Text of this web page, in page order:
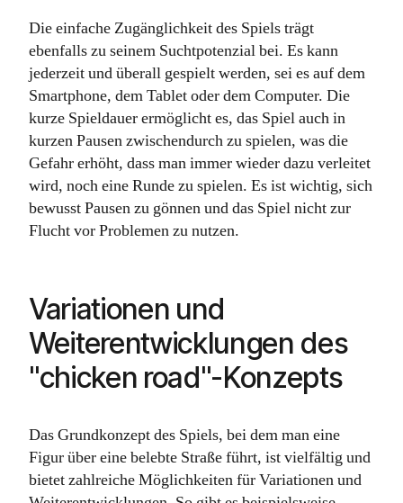
Die einfache Zugänglichkeit des Spiels trägt
ebenfalls zu seinem Suchtpotenzial bei. Es kann
jederzeit und überall gespielt werden, sei es auf dem
Smartphone, dem Tablet oder dem Computer. Die
kurze Spieldauer ermöglicht es, das Spiel auch in
kurzen Pausen zwischendurch zu spielen, was die
Gefahr erhöht, dass man immer wieder dazu verleitet
wird, noch eine Runde zu spielen. Es ist wichtig, sich
bewusst Pausen zu gönnen und das Spiel nicht zur
Flucht vor Problemen zu nutzen.
Variationen und
Weiterentwicklungen des
"chicken road"-Konzepts
Das Grundkonzept des Spiels, bei dem man eine
Figur über eine belebte Straße führt, ist vielfältig und
bietet zahlreiche Möglichkeiten für Variationen und